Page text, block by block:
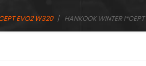
EVO2 W320 HANKOOK WINTER